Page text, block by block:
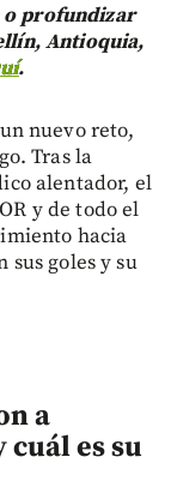
profundizar
Antioquia,
.
nuevo reto,
Tras la
alentador, el
y de todo el
hacia
goles y su
a
es su